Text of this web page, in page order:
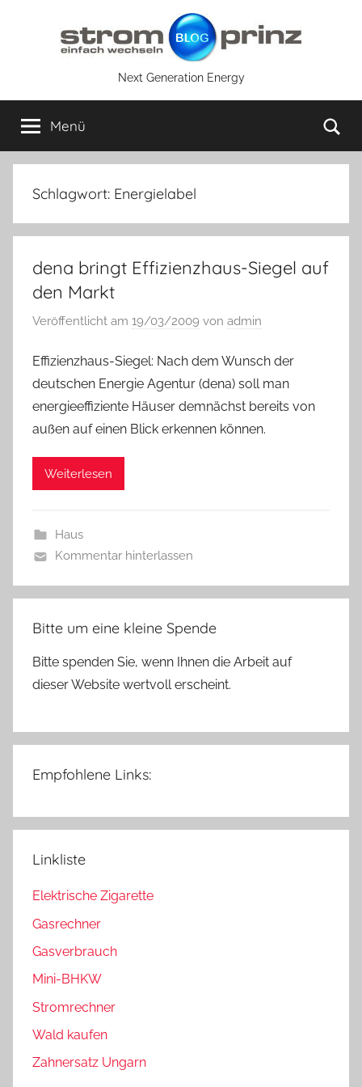
Next Generation Energy
Menü
Schlagwort: Energielabel
dena bringt Effizienzhaus-Siegel auf
den Markt
Veröffentlicht am 19/03/2009 von admin
Effizienzhaus-Siegel: Nach dem Wunsch der
deutschen Energie Agentur (dena) soll man
energieeffiziente Häuser demnächst bereits von
außen auf einen Blick erkennen können.
Weiterlesen
Haus
Kommentar hinterlassen
Bitte um eine kleine Spende
Bitte spenden Sie, wenn Ihnen die Arbeit auf
dieser Website wertvoll erscheint.
Empfohlene Links:
Linkliste
Elektrische Zigarette
Gasrechner
Gasverbrauch
Mini-BHKW
Stromrechner
Wald kaufen
Zahnersatz Ungarn